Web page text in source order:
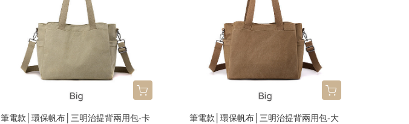
筆電款│環保帆布│三明治提背兩用包-卡
筆電款│環保帆布│三明治提背兩用包-大